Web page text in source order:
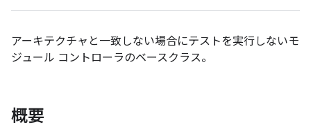
アーキテクチャと一致しない場合にテストを実行しないモ
ジュール コントローラのベースクラス。
概要